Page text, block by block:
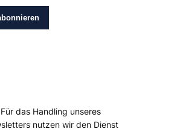
Für das Handling unseres
nutzen wir den Dienst